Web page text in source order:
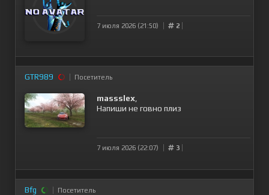
7 июля 2026 (21:50) 2
GTR989 Посетитель
massslex
Напиши не говно плиз
7 июля 2026 (22:07) 3
Bfg Посетитель